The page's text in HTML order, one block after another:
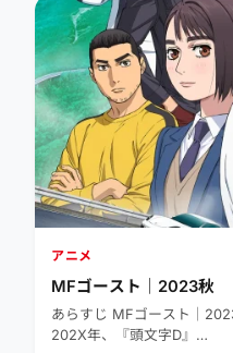
アニメ
MFゴースト｜2023秋
あらすじ MFゴースト｜
202X年、『頭文字D』…